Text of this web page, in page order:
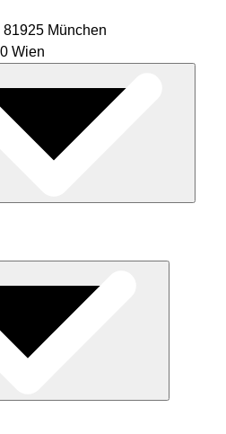
München
Wien